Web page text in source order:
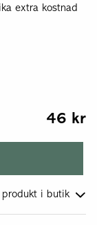
extra kostnad
46 kr
produkt i butik